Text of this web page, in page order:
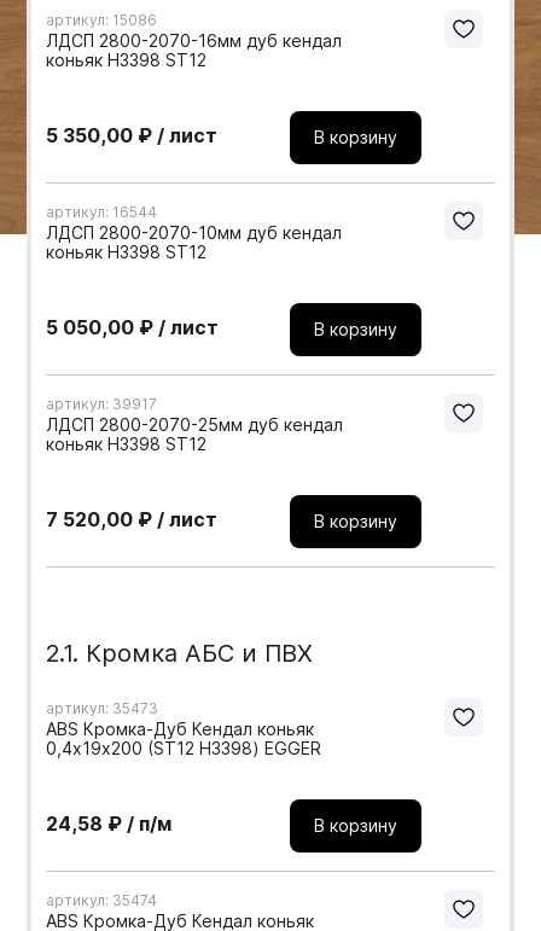
Мебельные образцы, каталоги
артикул: 15086
ЛДСП 2800-2070-16мм дуб кендал
коньяк H3398 ST12
5 350,00 ₽ / лист В корзину
артикул: 16544
ЛДСП 2800-2070-10мм дуб кендал
коньяк H3398 ST12
5 050,00 ₽ / лист В корзину
артикул: 39917
ЛДСП 2800-2070-25мм дуб кендал
коньяк H3398 ST12
7 520,00 ₽ / лист В корзину
2.1. Кромка АБС и ПВХ
артикул: 35473
ABS Кромка-Дуб Кендал коньяк
0,4х19х200 (ST12 H3398) EGGER
24,58 ₽ / п/м В корзину
артикул: 35474
ABS Кромка-Дуб Кендал коньяк